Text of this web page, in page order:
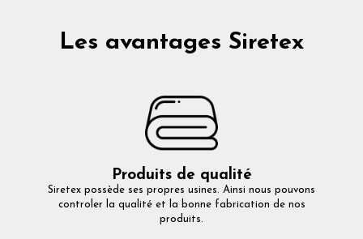
Les avantages Siretex
Produits de qualité
Siretex possède ses propres usines. Ainsi nous pouvons
controler la qualité et la bonne fabrication de nos
produits.